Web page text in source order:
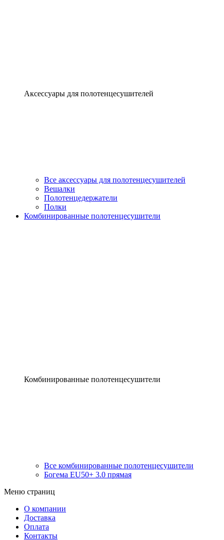
Аксессуары для полотенцесушителей
Все аксессуары для полотенцесушителей
Вешалки
Полотенцедержатели
Полки
Комбинированные полотенцесушители
Комбинированные полотенцесушители
Все комбинированные полотенцесушители
Богема EU50+ 3.0 прямая
Меню страниц
О компании
Доставка
Оплата
Контакты